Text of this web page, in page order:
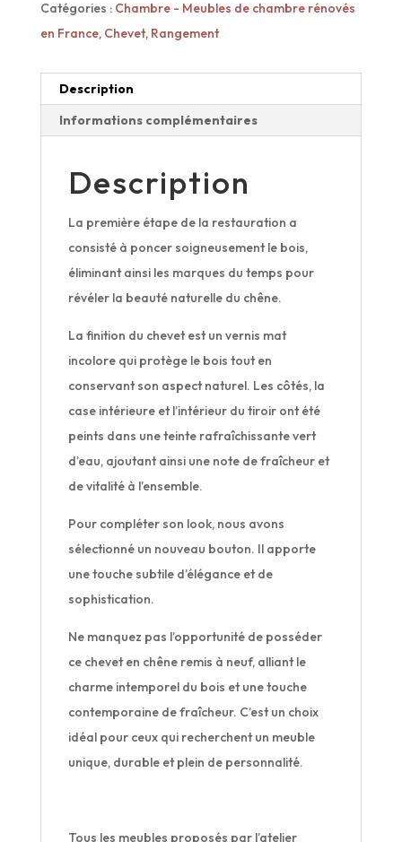
Catégories : Chambre - Meubles de chambre rénovés
en France, Chevet, Rangement
Description
Informations complémentaires
Description
La première étape de la restauration a
consisté à poncer soigneusement le bois,
éliminant ainsi les marques du temps pour
révéler la beauté naturelle du chêne.
La finition du chevet est un vernis mat
incolore qui protège le bois tout en
conservant son aspect naturel. Les côtés, la
case intérieure et l’intérieur du tiroir ont été
peints dans une teinte rafraîchissante vert
d’eau, ajoutant ainsi une note de fraîcheur et
de vitalité à l’ensemble.
Pour compléter son look, nous avons
sélectionné un nouveau bouton. Il apporte
une touche subtile d’élégance et de
sophistication.
Ne manquez pas l’opportunité de posséder
ce chevet en chêne remis à neuf, alliant le
charme intemporel du bois et une touche
contemporaine de fraîcheur. C’est un choix
idéal pour ceux qui recherchent un meuble
unique, durable et plein de personnalité.
Tous les meubles proposés par l’atelier